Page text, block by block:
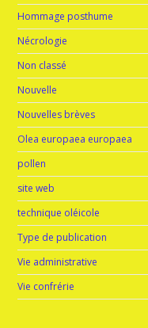
Hommage posthume
Nécrologie
Non classé
Nouvelle
Nouvelles brèves
Olea europaea europaea
pollen
site web
technique oléicole
Type de publication
Vie administrative
Vie confrérie